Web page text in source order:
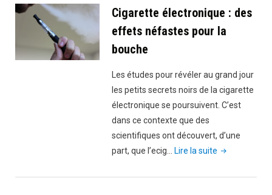
cigarette
Cigarette électronique : des
effets néfastes pour la
bouche
Les études pour révéler au grand jour
les petits secrets noirs de la cigarette
électronique se poursuivent. C’est
dans ce contexte que des
scientifiques ont découvert, d’une
part, que l’ecig…
Lire la suite "Cigarette
: